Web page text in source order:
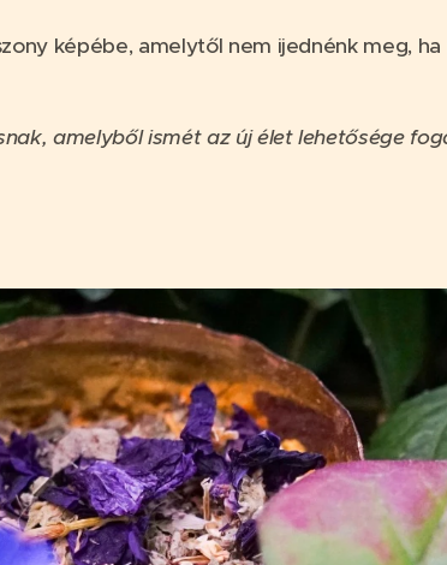
képébe, amelytől nem ijednénk meg,
amelyből ismét az új élet lehetősége